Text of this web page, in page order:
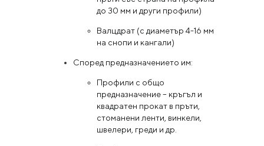
до 30 мм и други профили)
Валцдрат (с диаметър 4-16 мм
на снопи и кангали)
Според предназначението им:
Профили с общо
предназначение – кръгъл и
квадратен прокат в пръти,
стоманени ленти, винкели,
швелери, греди и др.